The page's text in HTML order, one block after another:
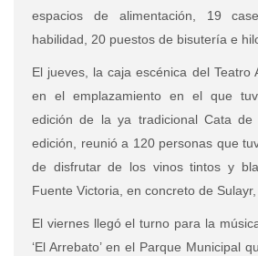
espacios de alimentación, 19
habilidad, 20 puestos de bisutería e
El jueves, la caja escénica del Teatro
en el emplazamiento en el que
edición de la ya tradicional Cata
edición, reunió a 120 personas que
de disfrutar de los vinos tintos y
Fuente Victoria, en concreto de Sulayr,
El viernes llegó el turno para la
‘El Arrebato’ en el Parque Municipal